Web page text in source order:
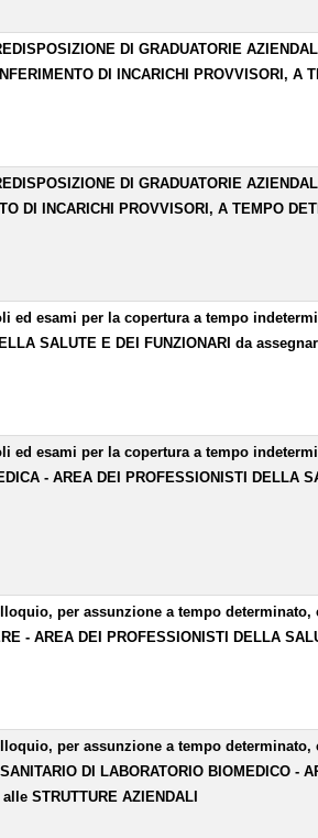
DI GRADUATORIE
DI INCARICHI PROVVISORI, A
DI GRADUATORIE
DI INCARICHI PROVVISORI, A TEMPO
ed esami per la copertura a tempo
SALUTE E DEI FUNZIONARI da
ed esami per la copertura a tempo
- AREA DEI PROFESSIONISTI DELLA
per assunzione a tempo
- AREA DEI PROFESSIONISTI DELLA
per assunzione a tempo
DI LABORATORIO BIOMEDICO -
STRUTTURE AZIENDALI